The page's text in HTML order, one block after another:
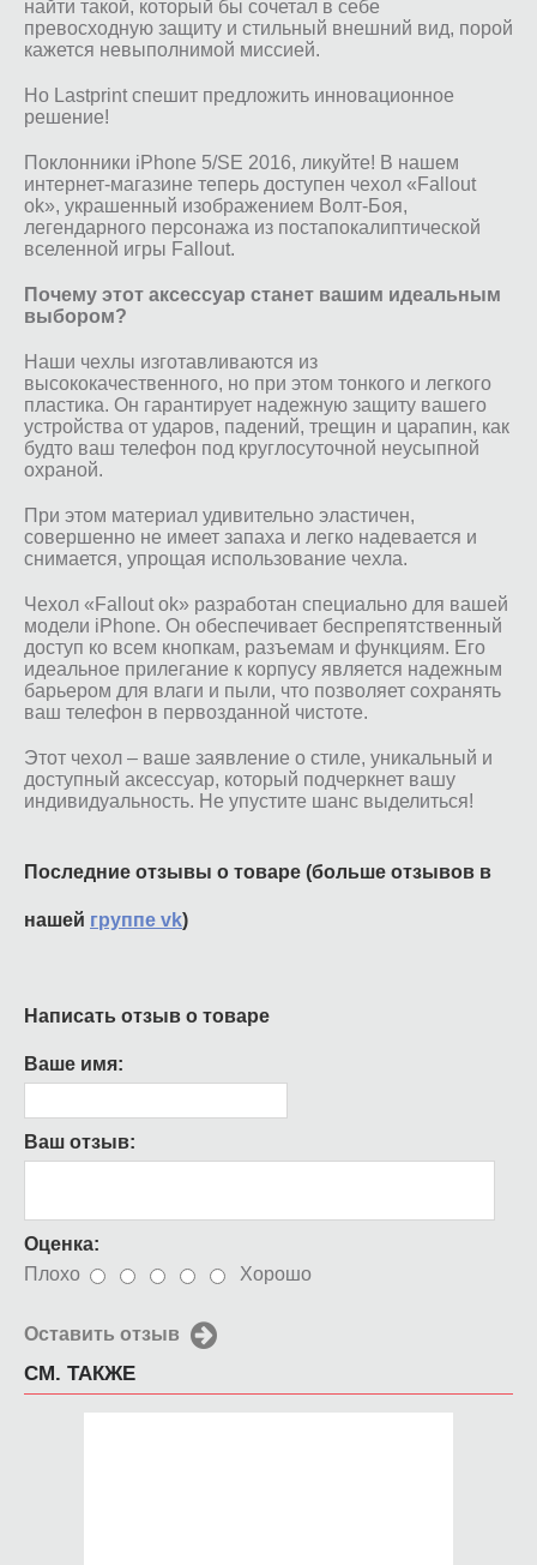
найти такой, который бы сочетал в себе
превосходную защиту и стильный внешний вид, порой
кажется невыполнимой миссией.
Но Lastprint спешит предложить инновационное
решение!
Поклонники iPhone 5/SE 2016, ликуйте! В нашем
интернет-магазине теперь доступен чехол «Fallout
ok», украшенный изображением Волт-Боя,
легендарного персонажа из постапокалиптической
вселенной игры Fallout.
Почему этот аксессуар станет вашим идеальным
выбором?
Наши чехлы изготавливаются из
высококачественного, но при этом тонкого и легкого
пластика. Он гарантирует надежную защиту вашего
устройства от ударов, падений, трещин и царапин, как
будто ваш телефон под круглосуточной неусыпной
охраной.
При этом материал удивительно эластичен,
совершенно не имеет запаха и легко надевается и
снимается, упрощая использование чехла.
Чехол «Fallout ok» разработан специально для вашей
модели iPhone. Он обеспечивает беспрепятственный
доступ ко всем кнопкам, разъемам и функциям. Его
идеальное прилегание к корпусу является надежным
барьером для влаги и пыли, что позволяет сохранять
ваш телефон в первозданной чистоте.
Этот чехол – ваше заявление о стиле, уникальный и
доступный аксессуар, который подчеркнет вашу
индивидуальность. Не упустите шанс выделиться!
Последние отзывы о товаре (больше отзывов в
нашей группе vk)
Написать отзыв о товаре
Ваше имя:
Ваш отзыв:
Оценка:
Плохо
Хорошо
Оставить отзыв
СМ. ТАКЖЕ